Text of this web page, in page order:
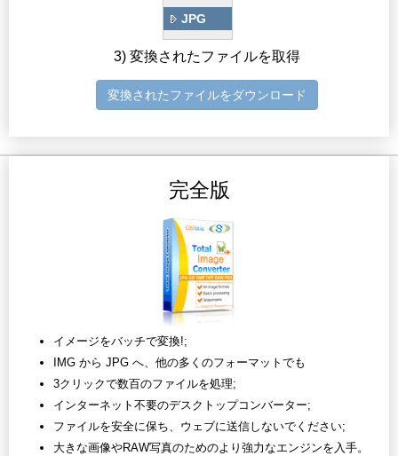
JPG
3) 変換されたファイルを取得
変換されたファイルをダウンロード
完全版
イメージをバッチで変換!;
IMG から JPG へ、他の多くのフォーマットでも
3クリックで数百のファイルを処理;
インターネット不要のデスクトップコンバーター;
ファイルを安全に保ち、ウェブに送信しないでください;
大きな画像やRAW写真のためのより強力なエンジンを入手。